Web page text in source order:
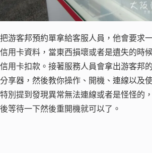
把游客邦預約單拿給客服人員，他會要求
信用卡資料，當東西損壞或者是遺失的時
信用卡扣款。接著服務人員會拿出游客邦
分享器，然後教你操作、開機、連線以及
特別提到發現異常無法連線或者是怪怪的
後等待一下然後重開機就可以了。